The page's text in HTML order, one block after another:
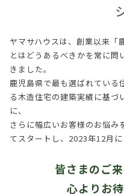
ヤマサハウスは、創業以来「
とはどうあるべきかを常に問
きました。
鹿児島県で最も選ばれている
る木造住宅の建築実績に基づ
に、
さらに幅広いお客様のお悩み
てスタートし、2023年12月
皆さまのご
心よりお